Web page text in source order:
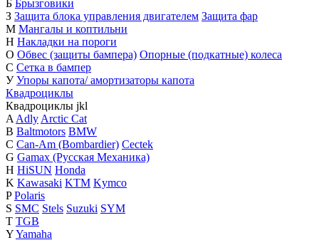
Б Брызговики
З Защита блока управления двигателем Защита фар
М Мангалы и коптильни
Н Накладки на пороги
О Обвес (защиты бампера) Опорные (подкатные) колеса
С Сетка в бампер
У Упоры капота/ амортизаторы капота
Квадроциклы
Квадроциклы jkl
A Adly Arctic Cat
B Baltmotors BMW
C Can-Am (Bombardier) Cectek
G Gamax (Русская Механика)
H HiSUN Honda
K Kawasaki KTM Kymco
P Polaris
S SMC Stels Suzuki SYM
T TGB
YYamaha